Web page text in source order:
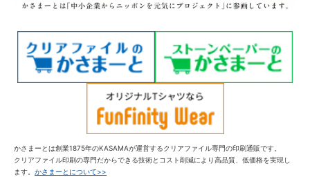
かさまーとは創業1875年のKASAMAが運営するクリアファイル専門の印刷通販です。
クリアファイル印刷の専門だからできる技術とコスト削減により高品質、低価格を実現し
ます。 かさまーとについて>>